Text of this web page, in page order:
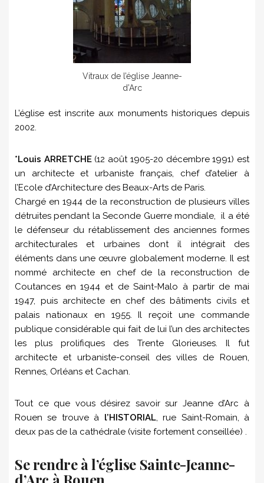
Vitraux de l’église Jeanne-
d’Arc
L’église est inscrite aux monuments historiques depuis
2002.
*Louis ARRETCHE(12 août 1905-20 décembre 1991) est
un architecte et urbaniste français, chef d’atelier à
l’Ecole d’Architecture des Beaux-Arts de Paris.
Chargé en 1944 de la reconstruction de plusieurs villes
détruites pendant la Seconde Guerre mondiale, il a été
le défenseur du rétablissement des anciennes formes
architecturales et urbaines dont il intégrait des
éléments dans une œuvre globalement moderne. Il est
nommé architecte en chef de la reconstruction de
Coutances en 1944 et de Saint-Malo à partir de mai
1947, puis architecte en chef des bâtiments civils et
palais nationaux en 1955. Il reçoit une commande
publique considérable qui fait de lui l’un des architectes
les plus prolifiques des Trente Glorieuses. Il fut
architecte et urbaniste-conseil des villes de Rouen,
Rennes, Orléans et Cachan.
Tout ce que vous désirez savoir sur Jeanne d’Arc à
Rouen se trouve à l’HISTORIAL, rue Saint-Romain, à
deux pas de la cathédrale (visite fortement conseillée) .
Se rendre à l’église Sainte-Jeanne-
d’Arc à Rouen